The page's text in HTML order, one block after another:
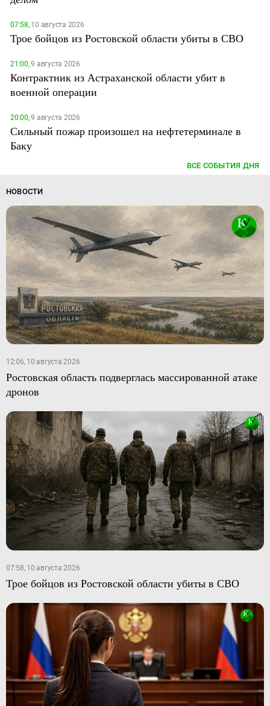
07:58,10 августа 2026
Трое бойцов из Ростовской области убиты в СВО
21:00,9 августа 2026
Контрактник из Астраханской области убит в
военной операции
20:00,9 августа 2026
Сильный пожар произошел на нефтетерминале в
Баку
ВСЕ СОБЫТИЯ ДНЯ
НОВОСТИ
12:06, 10 августа 2026
Ростовская область подверглась массированной атаке
дронов
07:58, 10 августа 2026
Трое бойцов из Ростовской области убиты в СВО